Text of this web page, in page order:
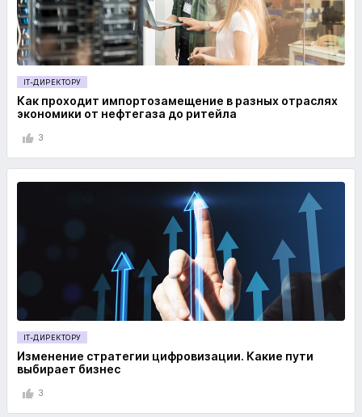
IT-ДИРЕКТОРУ
Как проходит импортозамещение в разных отраслях
экономики от нефтегаза до ритейла
3
IT-ДИРЕКТОРУ
Изменение стратегии цифровизации. Какие пути
выбирает бизнес
3